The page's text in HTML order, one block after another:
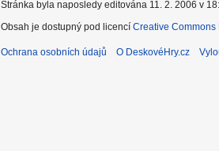
Stránka byla naposledy editována 11. 2. 2006 v
Obsah je dostupný pod licencí Creative
Ochrana osobních údajů O DeskovéHry.cz